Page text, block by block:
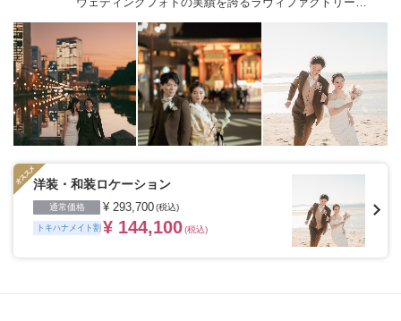
技術だけでなく、おふたりの気持ちに寄りそい素敵な表
情を引き出すハートのあるフォトグラファーたち。お好
みのフォトグラファーをご指名いただけます。季節を感
じる場所や開放感のあるロケーション、普段の服装でい
つもの二人の姿を思い出の場所、ヘアメイクや衣装など
が揃ったスタジオ、フィレンツェやパリ・ニューヨー
ク・ハワイ・グアムなど世界中の好きな国、こだわって
特別な一日の大切な瞬間を残したいカップルにおすすめ
できない場合がございます。
洋装・和装ロケーション
通常価格 ¥ 293,700(税込)
トキハナメイト割 ¥ 144,100(税込)